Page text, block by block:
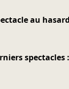
au
spectacles :